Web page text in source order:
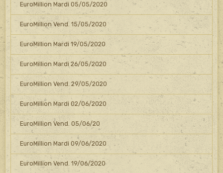
EuroMillion Mardi 05/05/2020
EuroMillion Vend. 15/05/2020
EuroMillion Mardi 19/05/2020
EuroMillion Mardi 26/05/2020
EuroMillion Vend. 29/05/2020
EuroMillion Mardi 02/06/2020
EuroMillion Vend. 05/06/20
EuroMillion Mardi 09/06/2020
EuroMillion Vend. 19/06/2020